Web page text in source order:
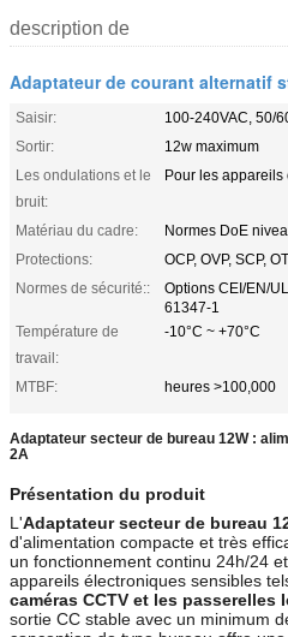
description de
Adaptateur de courant alternatif
Saisir:
100-240VAC, 50/
Sortir:
12w maximum
Les ondulations et le
bruit:
Pour les
Matériau du cadre:
Normes DoE
Protections:
OCP, OVP, SCP,
Normes de sécurité::
Options CEI/EN/
61347-1
Température de
travail:
-10°C ~ +70°C
MTBF: heures >100,000
Adaptateur secteur de bureau 12W :
2A
Présentation du produit
L'Adaptateur secteur de bureau
d'alimentation compacte et très
un fonctionnement continu 24h/24
appareils électroniques sensibles
caméras CCTV et les passerelles
sortie CC stable avec un minimum